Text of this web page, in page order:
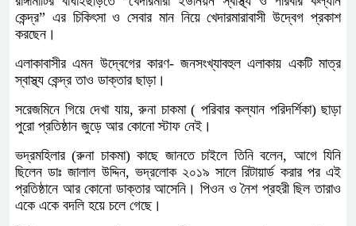
কেন্দ্র” এর চিকিৎসা ও সেবার মান নিয়ে খেদারমারাবাসী উদ্বেগ প্রকাশ
করছেন।
এলাকাবাসীর এমন উদ্বেগের কারণ- জনসংখ্যাবহুল এলাকায় একটি মাত্র
স্বাস্থ্য কেন্দ্র তাও ডাক্তার ছাড়া।
সরেজমিনে গিয়ে দেখা যায়, রুনা চাকমা ( পরিবার কল্যান পরিদর্শিকা) ছাড়া
পুরো প্রতিষ্ঠান জুড়ে আর কোনো স্টাফ নেই।
ভদ্রমহিলার (রুনা চাকমা) কাছে জানতে চাইলে তিনি বলেন, আগে যিনি
ছিলেন ডাঃ জালাল উদ্দিন, ভদ্রলোক ২০১৯ সালে রিটায়ার্ড করার পর এই
প্রতিষ্ঠানে আর কোনো ডাক্তার আসেনি। পিওন ও নৈশ প্রহরী ছিল তারাও
একে একে বদলি হয়ে চলে গেছে।